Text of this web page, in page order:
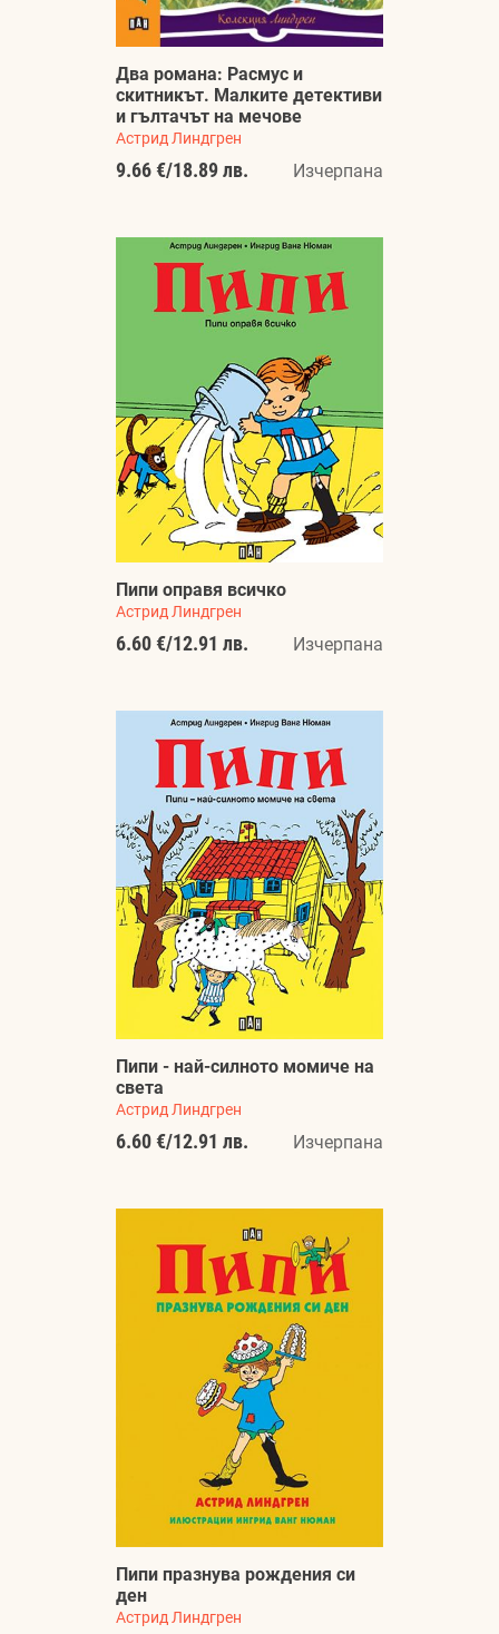
Два романа: Расмус и
скитникът. Малките детективи
и гълтачът на мечове
Астрид Линдгрен
9.66 €/18.89 лв. Изчерпана
Пипи оправя всичко
Астрид Линдгрен
6.60 €/12.91 лв. Изчерпана
Пипи - най-силното момиче на
света
Астрид Линдгрен
6.60 €/12.91 лв. Изчерпана
Пипи празнува рождения си
ден
Астрид Линдгрен